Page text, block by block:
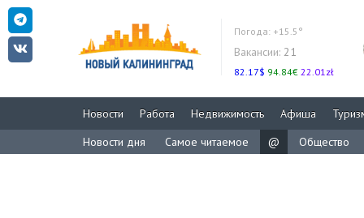
Погода: +15.5°
Вакансии: 21
82.17$ 94.84€ 22.01zł
Новости Работа Недвижимость Афиша
Новости дня
Самое читаемое @ Общество